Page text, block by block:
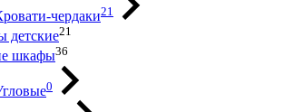
чердаки21
детские21
шкафы36
0